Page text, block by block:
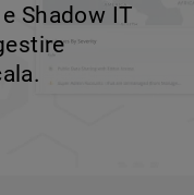
Shadow IT
perdere il